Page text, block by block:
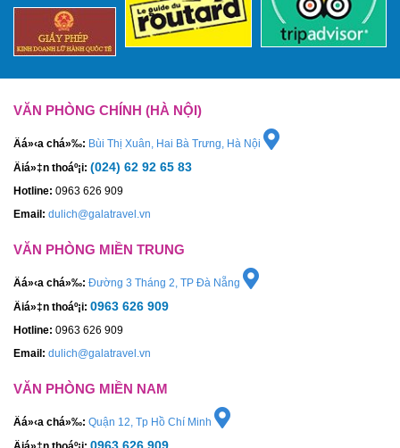
VĂN PHÒNG CHÍNH (HÀ NỘI)
Äá»‹a chá»‰: Bùi Thị Xuân, Hai Bà Trưng, Hà Nội
Äiá»‡n thoáº¡i: (024) 62 92 65 83
Hotline: 0963 626 909
Email: dulich@galatravel.vn
VĂN PHÒNG MIỀN TRUNG
Äá»‹a chá»‰: Đường 3 Tháng 2, TP Đà Nẵng
Äiá»‡n thoáº¡i: 0963 626 909
Hotline: 0963 626 909
Email: dulich@galatravel.vn
VĂN PHÒNG MIỀN NAM
Äá»‹a chá»‰: Quận 12, Tp Hồ Chí Minh